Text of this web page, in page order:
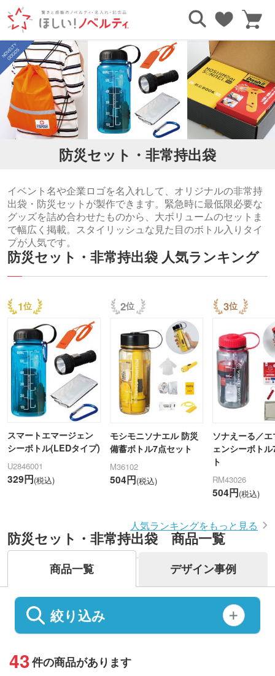
TOP 防災・防犯グッズ 防災セット・非常持出袋
防災セット・非常持出袋
イベント名や企業ロゴを名入れして、オリジナルの非常持
出袋・防災セットが製作できます。緊急時に最低限必要な
グッズを詰め合わせたものから、大ボリュームのセットま
で幅広く掲載。スタイリッシュな見た目のボトル入りタイ
プが人気です。
防災セット・非常持出袋 人気ランキング
1
スマートエマージェン
シーボトル(LEDタイプ)
U2846001
329円(税込)
2
モシモニソナエル 防災
備蓄ボトル7点セット
M36102
504円(税込)
3
ソナえーる／
ェンシーボト
ト
RM43026
504円(税込)
人気ランキングをもっと見る
防災セット・非常持出袋 商品一覧
商品一覧 デザイン事例
絞り込み
43件の商品があります